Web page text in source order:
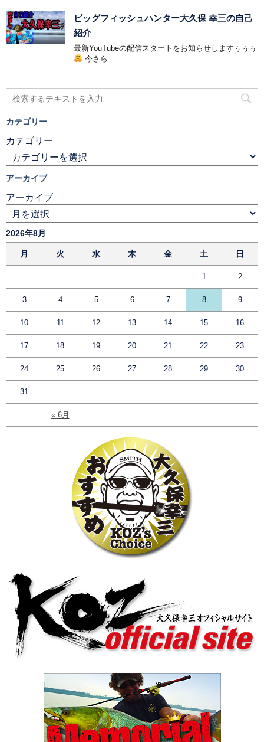
ビッグフィッシュハンター大久保 幸三の自己
紹介
最新YouTubeの配信スタートをお知らせしますぅぅぅ
今さら ...
カテゴリー
カテゴリー
アーカイブ
アーカイブ
2026年8月
月 火 水 木 金 土 日
« 6月
1 2
3 4 5 6 7 8 9
10 11 12 13 14 15 16
17 18 19 20 21 22 23
24 25 26 27 28 29 30
31